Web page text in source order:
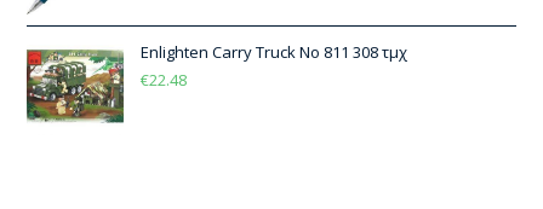
Enlighten Carry Truck No 811 308 τμχ
€22.48